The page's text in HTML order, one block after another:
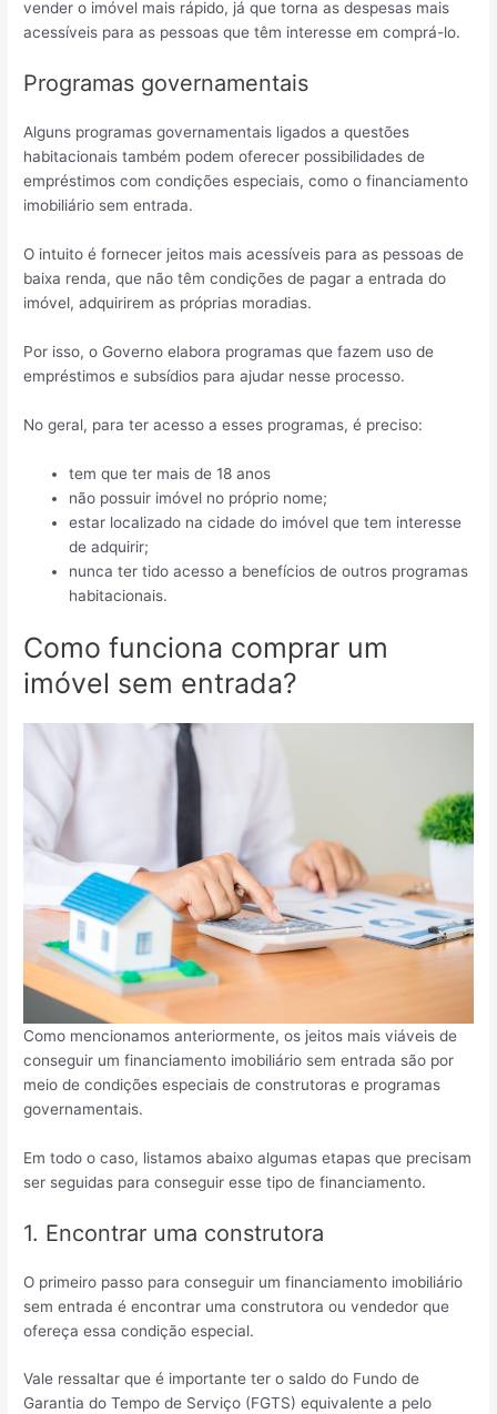
vender o imóvel mais rápido, já que torna as despesas mais
acessíveis para as pessoas que têm interesse em comprá-lo.
Programas governamentais
Alguns programas governamentais ligados a questões
habitacionais também podem oferecer possibilidades de
empréstimos com condições especiais, como o financiamento
imobiliário sem entrada.
O intuito é fornecer jeitos mais acessíveis para as pessoas de
baixa renda, que não têm condições de pagar a entrada do
imóvel, adquirirem as próprias moradias.
Por isso, o Governo elabora programas que fazem uso de
empréstimos e subsídios para ajudar nesse processo.
No geral, para ter acesso a esses programas, é preciso:
tem que ter mais de 18 anos
não possuir imóvel no próprio nome;
estar localizado na cidade do imóvel que tem interesse
de adquirir;
nunca ter tido acesso a benefícios de outros programas
habitacionais.
Como funciona comprar um
imóvel sem entrada?
Como mencionamos anteriormente, os jeitos mais viáveis de
conseguir um financiamento imobiliário sem entrada são por
meio de condições especiais de construtoras e programas
governamentais.
Em todo o caso, listamos abaixo algumas etapas que precisam
ser seguidas para conseguir esse tipo de financiamento.
1. Encontrar uma construtora
O primeiro passo para conseguir um financiamento imobiliário
sem entrada é encontrar uma construtora ou vendedor que
ofereça essa condição especial.
Vale ressaltar que é importante ter o saldo do Fundo de
Garantia do Tempo de Serviço (FGTS) equivalente a pelo